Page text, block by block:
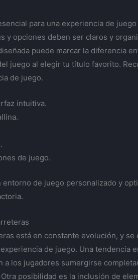
para una experiencia de
y opciones deben ser claros y
puede marcar la diferencia
juego al elegir tu título favorito.
de juego.
intuitiva.
de juego.
de juego personalizado y
está en constante evolución, y
de juego. Una tendencia
a los jugadores sumergirse
posibilidad es la inclusión de